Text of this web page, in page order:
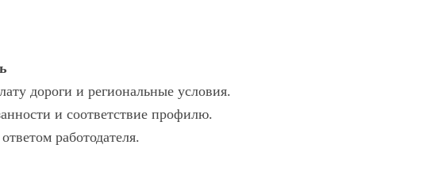
дороги и региональные условия.
и соответствие профилю.
работодателя.